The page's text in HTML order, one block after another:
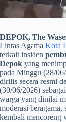
DEPOK, The
Lintas Agama Kota
terkait insiden
Depok yang
pada Minggu (28/
dirilis secara resmi
(30/06/2026)
warga yang dinilai
moderasi beragama,
kembali mencoreng